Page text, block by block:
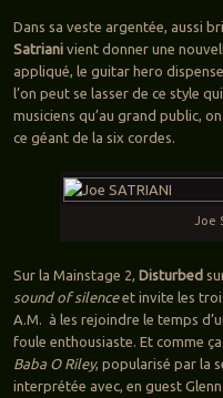
Dans sa veste argentée, aussi
Satrianivient donner une
appliqué, le guitar hero
l’on peut se lasser de ce style
musiciens qu’au grand public,
ce géant de la six cordes.
Joe
Sur la Mainstage 2, Disturbed
sound of silenceet invite les
A.M. à les rejoindre le temps
foule enthousiaste. Et comme
Baba O Riley, popularisé par la
interprétée avec, en guest